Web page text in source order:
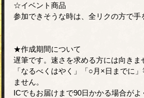
☆イベント商品
参加できそうな時は、全リクの方で手
★作成期間について
遅筆です。速さを求める方には向きま
「なるべくはやく」「○月×日までに
ません。
ICでもお届けまで90日かかる場合が